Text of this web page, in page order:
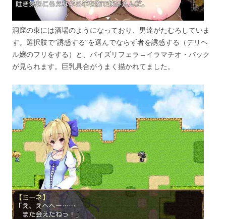
洞窟の東には酒場のようになっており、男達がたむろしていま
す。選択肢で”誘惑する”を選んでならず者を誘惑する（デリヘ
ル嬢のフリをする）と、パイズリフェラ→イラマチオ・バック
が見られます。巨乳具合がうまく描かれてました。